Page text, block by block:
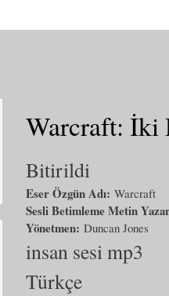
Warcraft: İki
Bitirildi
Eser Özgün Adı: Warcraft
Sesli Betimleme Metin
Yönetmen: Duncan Jones
insan sesi mp3
Türkçe